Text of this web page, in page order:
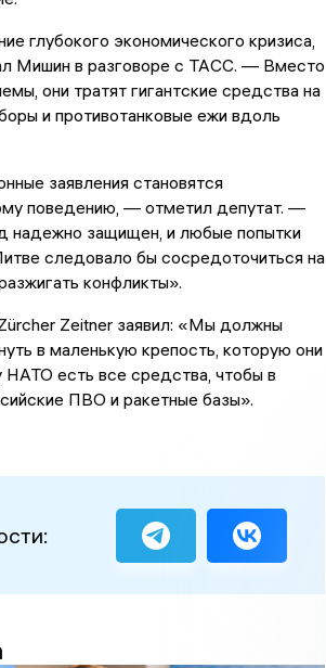
глубокого экономического кризиса,
Мишин в разговоре с ТАСС. — Вместо
они тратят гигантские средства на
и противотанковые ежи вдоль
заявления становятся
поведению, — отметил депутат. —
надежно защищен, и любые попытки
следовало бы сосредоточиться на
конфликты».
Zeitner заявил: «Мы должны
в маленькую крепость, которую они
НАТО есть все средства, чтобы в
ПВО и ракетные базы».